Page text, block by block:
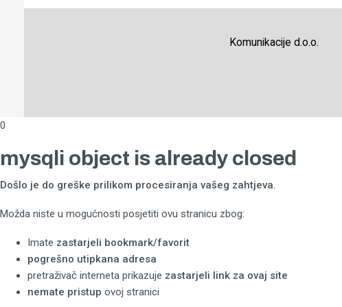
Komunikacije d.o.o.
0
mysqli object is already closed
Došlo je do greške prilikom procesiranja vašeg zahtjeva.
Možda niste u mogućnosti posjetiti ovu stranicu zbog:
Imate zastarjeli bookmark/favorit
pogrešno utipkana adresa
pretraživač interneta prikazuje zastarjeli link za ovaj site
nemate pristup ovoj stranici